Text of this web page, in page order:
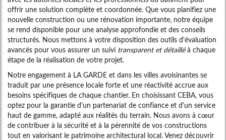
offrir une solution complète et coordonnée. Que vous planifiez une
nouvelle construction ou une rénovation importante, notre équipe
se rend disponible pour une analyse approfondie et des conseils
structurés. Nous mettons à votre disposition des outils d'évaluation
avancés pour vous assurer un suivi transparent et détailléà chaque
étape de la réalisation de votre projet.
Notre engagement à LA GARDE et dans les villes avoisinantes se
traduit par une présence locale forte et une réactivité accrue aux
besoins spécifiques de chaque chantier. En choisissant CEBA, vous
optez pour la garantie d'un partenariat de confiance et d'un service
haut de gamme, adapté aux réalités du terrain. Nous avons à cœur
de contribuer à la sécurité et à la pérennité de vos constructions
tout en valorisant le patrimoine architectural local. Venez découvrir